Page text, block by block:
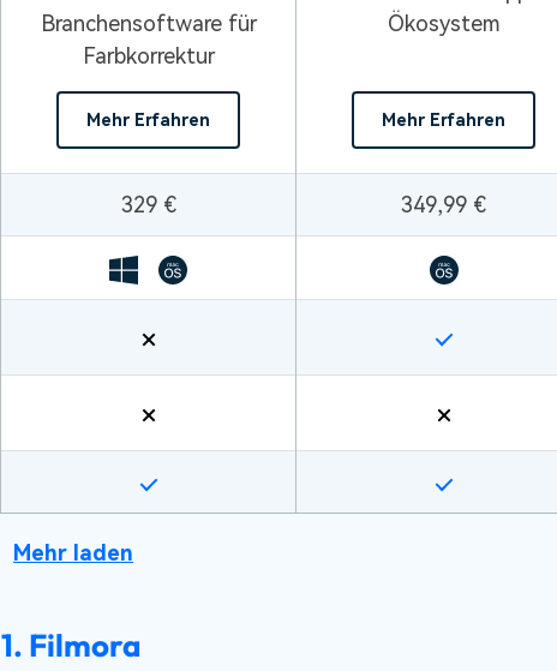
Branchensoftware für
Farbkorrektur
Mehr Erfahren
Ökosystem
Mehr Erfahren
329 € 349,99 €
Mehr laden
1. Filmora